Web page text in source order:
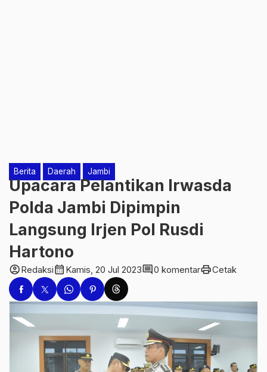
Berita Daerah Jambi
Upacara Pelantikan Irwasda
Polda Jambi Dipimpin
Langsung Irjen Pol Rusdi
Hartono
account_circleRedaksicalendar_month Kamis, 20 Jul 2023comment0 komentarprintCetak